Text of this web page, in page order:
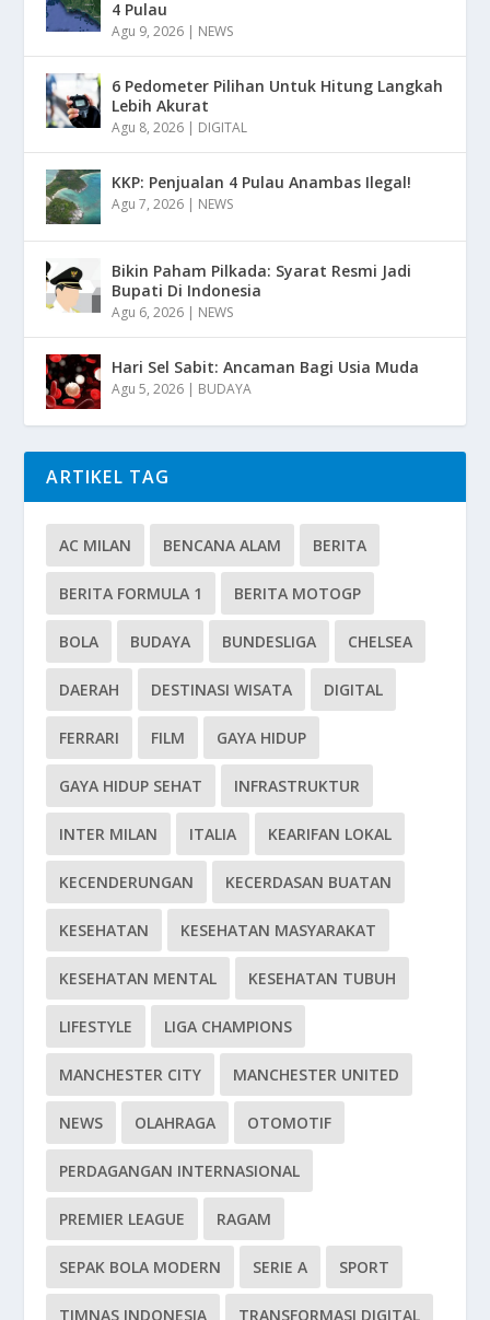
4 Pulau
Agu 9, 2026 | NEWS
6 Pedometer Pilihan Untuk Hitung Langkah
Lebih Akurat
Agu 8, 2026 | DIGITAL
KKP: Penjualan 4 Pulau Anambas Ilegal!
Agu 7, 2026 | NEWS
Bikin Paham Pilkada: Syarat Resmi Jadi
Bupati Di Indonesia
Agu 6, 2026 | NEWS
Hari Sel Sabit: Ancaman Bagi Usia Muda
Agu 5, 2026 | BUDAYA
ARTIKEL TAG
AC MILAN BENCANA ALAM BERITA
BERITA FORMULA 1 BERITA MOTOGP
BOLA BUDAYA BUNDESLIGA CHELSEA
DAERAH DESTINASI WISATA DIGITAL
FERRARI FILM GAYA HIDUP
GAYA HIDUP SEHAT INFRASTRUKTUR
INTER MILAN ITALIA KEARIFAN LOKAL
KECENDERUNGAN KECERDASAN BUATAN
KESEHATAN KESEHATAN MASYARAKAT
KESEHATAN MENTAL KESEHATAN TUBUH
LIFESTYLE LIGA CHAMPIONS
MANCHESTER CITY MANCHESTER UNITED
NEWS OLAHRAGA OTOMOTIF
PERDAGANGAN INTERNASIONAL
PREMIER LEAGUE RAGAM
SEPAK BOLA MODERN SERIE A SPORT
TIMNAS INDONESIA TRANSFORMASI DIGITAL